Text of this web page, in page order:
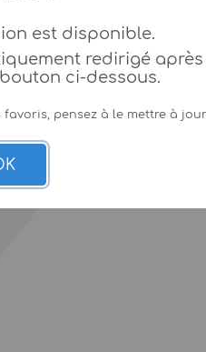
est disponible.
redirigé après
ci-dessous.
favoris, pensez à le mettre à